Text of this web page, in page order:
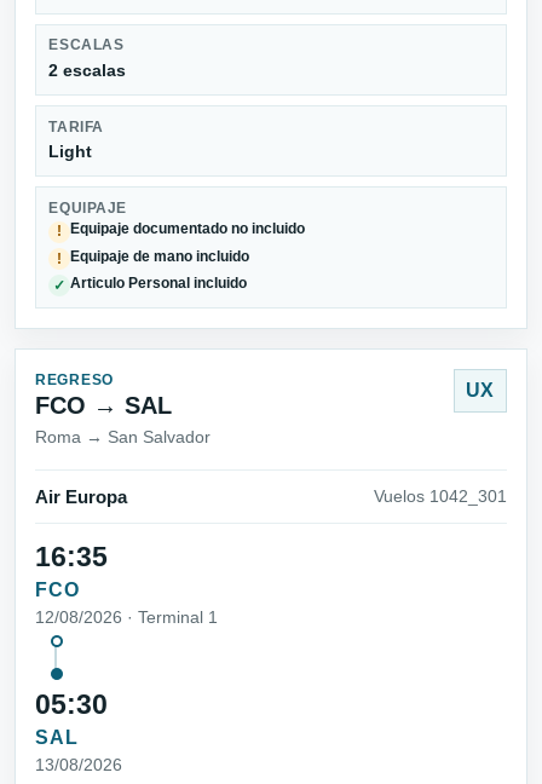
ESCALAS
2 escalas
TARIFA
Light
EQUIPAJE
!
Equipaje documentado no incluido
! Equipaje de mano incluido
✓ Articulo Personal incluido
REGRESO
FCO → SAL
Roma → San Salvador
UX
Air Europa Vuelos 1042_301
16:35
FCO
12/08/2026 · Terminal 1
05:30
SAL
13/08/2026